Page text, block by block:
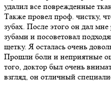
удалил все поврежденные
Также провел проф. чистку,
зубах. После этого он дал
зубами и посоветовал
щетку. Я осталась очень
Прошли боли и неприятные
того, доктор был очень
взгляд, он отличный